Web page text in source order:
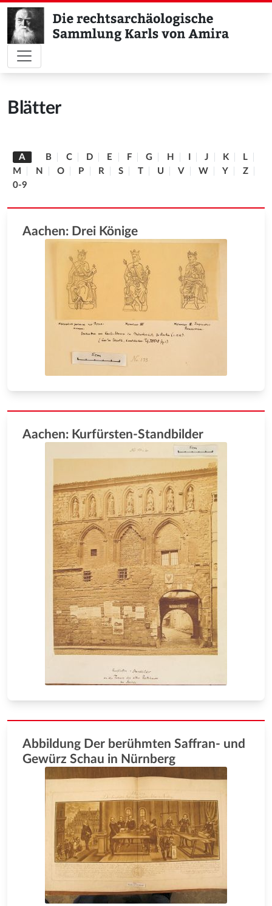
Blätter
A B C D E F G H J K
L
M
N O P R S T U V W Y
Z
0-9
Aachen: Drei Könige
Aachen: Kurfürsten-Standbilder
Abbildung Der berühmten Saffran- und
Gewürz Schau in Nürnberg